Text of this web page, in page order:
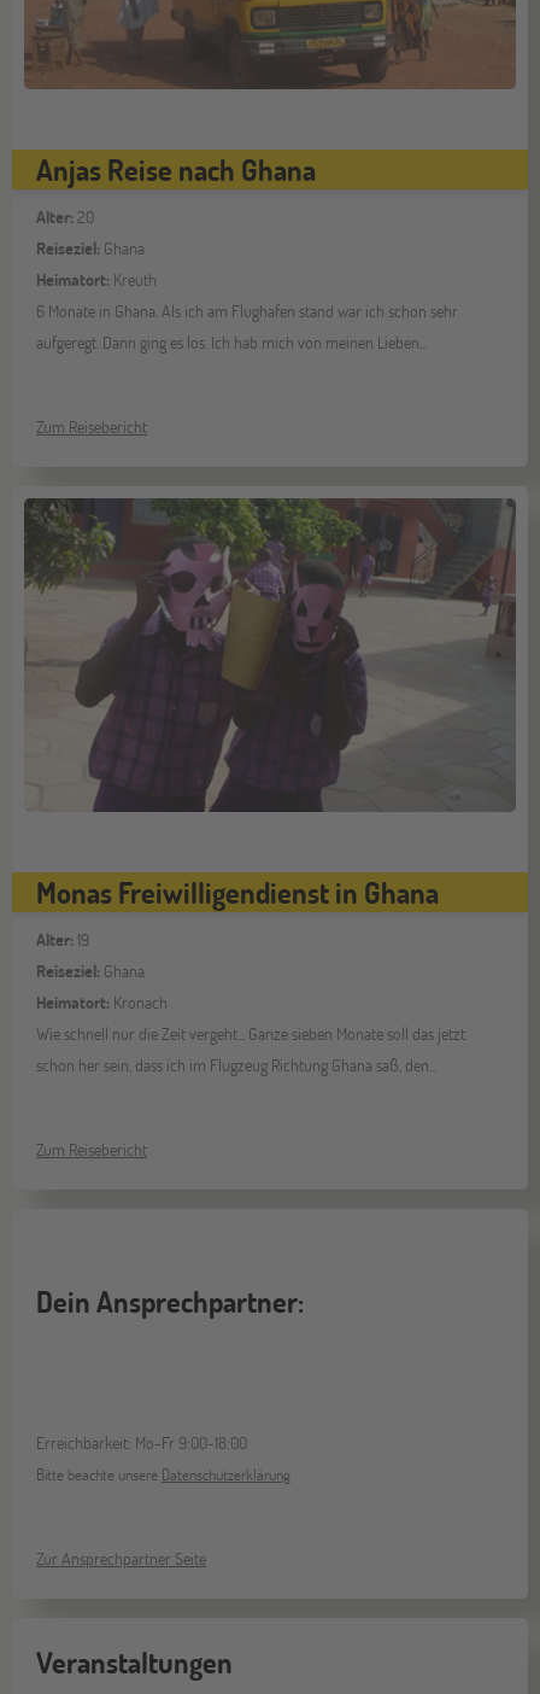
Anjas Reise nach Ghana
Alter: 20
Reiseziel: Ghana
Heimatort: Kreuth
6 Monate in Ghana. Als ich am Flughafen stand war ich schon sehr
aufgeregt. Dann ging es los. Ich hab mich von meinen Lieben...
Zum Reisebericht
Monas Freiwilligendienst in Ghana
Alter: 19
Reiseziel: Ghana
Heimatort: Kronach
Wie schnell nur die Zeit vergeht... Ganze sieben Monate soll das jetzt
schon her sein, dass ich im Flugzeug Richtung Ghana saß, den...
Zum Reisebericht
Dein Ansprechpartner:
Erreichbarkeit: Mo-Fr 9:00-18:00
Bitte beachte unsere Datenschutzerklärung
Zur Ansprechpartner Seite
Veranstaltungen